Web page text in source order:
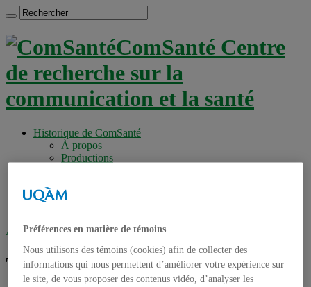
ComSanté Centre
de recherche sur la
communication et la santé
Historique de ComSanté
À propos
Productions
Chercheurs associés
Accueil»Tag archives : Canada
Tag archives :Canada
Préférences en matière de témoins
Nous utilisons des témoins (cookies) afin de collecter des
informations qui nous permettent d’améliorer votre expérience sur
le site, de vous proposer des contenus vidéo, d’analyser les